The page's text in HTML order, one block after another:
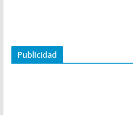
Publicidad